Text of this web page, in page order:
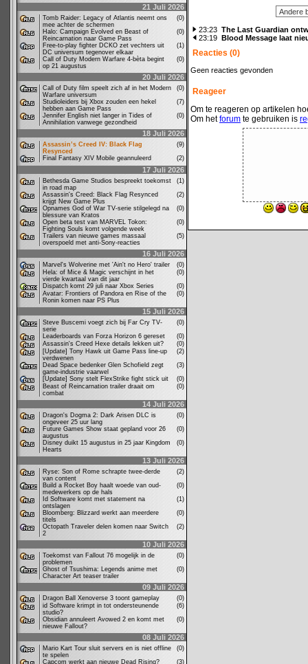
21 Juli 2026
Tomb Raider: Legacy of Atlantis neemt ons
mee achter de schermen
(0)
Halo: Campaign Evolved en Beast of
Reincarnation naar Game Pass
(0)
Free-to-play fighter DCKO zet vechters uit
DC universum tegenover elkaar
(1)
Call of Duty Modern Warfare 4-bèta begint
op 21 augustus
(0)
20 Juli 2026
Call of Duty film speelt zich af in het Modern
Warfare universum
(0)
Studioleiders bij Xbox zouden een hekel
hebben aan Game Pass
(7)
Jennifer English niet langer in Tides of
Annihilation vanwege gezondheid
(0)
18 Juli 2026
Assassin’s Creed IV: Black Flag
Resynced
(9)
Final Fantasy XIV Mobile geannuleerd
(2)
17 Juli 2026
Bethesda Game Studios bespreekt toekomst
in road map
(1)
Assassin's Creed: Black Flag Resynced
krijgt New Game Plus
(2)
Opnames God of War TV-serie stilgelegd na
blessure van Kratos
(0)
Open beta test van MARVEL Tokon:
Fighting Souls komt volgende week
(0)
Trailers van nieuwe games massaal
overspoeld met anti-Sony-reacties
(5)
16 Juli 2026
Marvel's Wolverine met 'Ain't no Hero' trailer
(0)
Hela: of Mice & Magic verschijnt in het
vierde kwartaal van dit jaar
(0)
Dispatch komt 29 juli naar Xbox Series
(0)
Avatar: Frontiers of Pandora en Rise of the
Ronin komen naar PS Plus
(0)
15 Juli 2026
Steve Buscemi voegt zich bij Far Cry TV-
serie
(0)
Leaderboards van Forza Horizon 6 gereset
(0)
Assassin's Creed Hexe details lekken uit?
(0)
[Update] Tony Hawk uit Game Pass line-up
verdwenen
(2)
Dead Space bedenker Glen Schofield zegt
game-industrie vaarwel
(3)
[Update] Sony stelt FlexStrike fight stick uit
(0)
Beast of Reincarnation trailer draait om
combat
(0)
14 Juli 2026
Dragon's Dogma 2: Dark Arisen DLC is
ongeveer 25 uur lang
(0)
Future Games Show staat gepland voor 26
augustus
(0)
Disney duikt 15 augustus in 25 jaar Kingdom
Hearts
(0)
13 Juli 2026
Ryse: Son of Rome schrapte twee-derde
van content
(2)
Build a Rocket Boy haalt woede van oud-
medewerkers op de hals
(0)
Id Software komt met statement na
ontslagen
(1)
Bloomberg: Blizzard werkt aan meerdere
titels
(0)
Octopath Traveler delen komen naar Switch
2
(2)
10 Juli 2026
Toekomst van Fallout 76 mogelijk in de
problemen
(0)
Ghost of Tsushima: Legends anime met
Character Art teaser trailer
(0)
09 Juli 2026
Dragon Ball Xenoverse 3 toont gameplay
(0)
id Software krimpt in tot ondersteunende
studio?
(6)
Obsidian annuleert Avowed 2 en komt met
nieuwe Fallout?
(0)
08 Juli 2026
Mario Kart Tour sluit servers en is niet offline
te spelen
(0)
Capcom werkt aan nieuwe Dead Rising?
(3)
23:23 The Last Guardian
23:19 Blood Message laat
Reacties (0)
Geen reacties gevonden
Reageer
Om te reageren op artikelen
Om hetforum te gebruiken is